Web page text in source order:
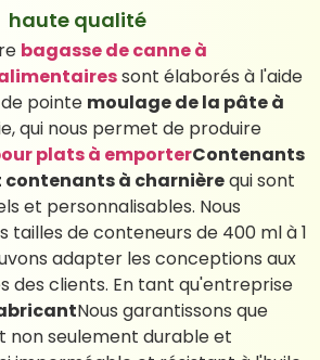
haute qualité
bagasse de canne à
sont élaborés à l'aide
pointe moulage de la pâte à
qui nous permet de produire
plats à emporterContenants
contenants à charnièrequi sont
et personnalisables. Nous
tailles de conteneurs de 400 ml à 1
adapter les conceptions aux
des clients. En tant qu'entreprise
Nous garantissons que
non seulement durable et